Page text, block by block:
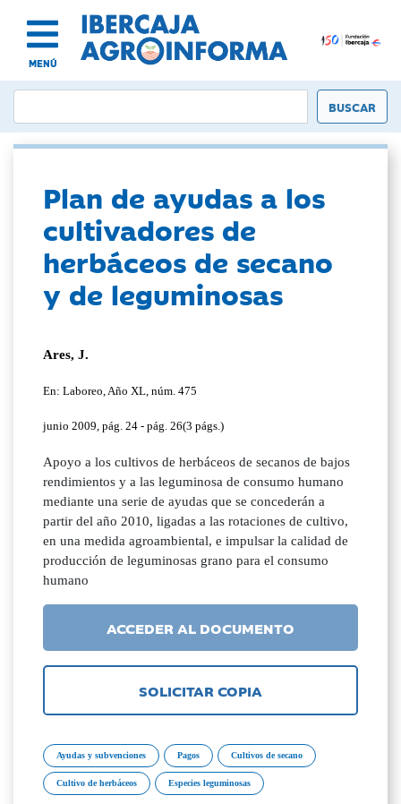
MENÚ
Plan de ayudas a los
cultivadores de
herbáceos de secano
y de leguminosas
Ares, J.
En: Laboreo, Año XL, núm. 475
junio 2009, pág. 24 - pág. 26(3 págs.)
Apoyo a los cultivos de herbáceos de secanos de bajos
rendimientos y a las leguminosa de consumo humano
mediante una serie de ayudas que se concederán a
partir del año 2010, ligadas a las rotaciones de cultivo,
en una medida agroambiental, e impulsar la calidad de
producción de leguminosas grano para el consumo
humano
ACCEDER AL DOCUMENTO
SOLICITAR COPIA
Ayudas y subvenciones Pagos Cultivos de secano
Cultivo de herbáceos Especies leguminosas